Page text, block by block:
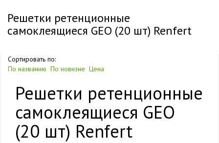
Решетки ретенционные
самоклеящиеся GEO (20 шт) Renfert
Сортировать по:
По названию По новизне Цена
Решетки ретенционные
самоклеящиеся GEO
(20 шт) Renfert